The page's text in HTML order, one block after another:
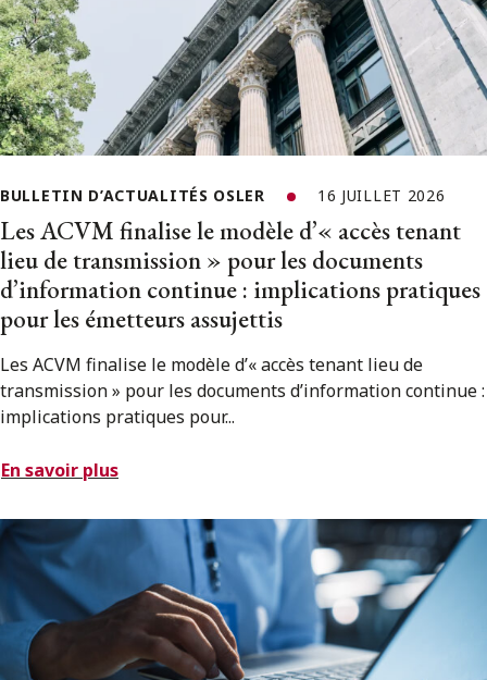
BULLETIN D’ACTUALITÉS OSLER 16 JUILLET 2026
Les ACVM finalise le modèle d’« accès tenant
lieu de transmission » pour les documents
d’information continue : implications pratiques
pour les émetteurs assujettis
Les ACVM finalise le modèle d’« accès tenant lieu de
transmission » pour les documents d’information continue :
implications pratiques pour...
En savoir plus